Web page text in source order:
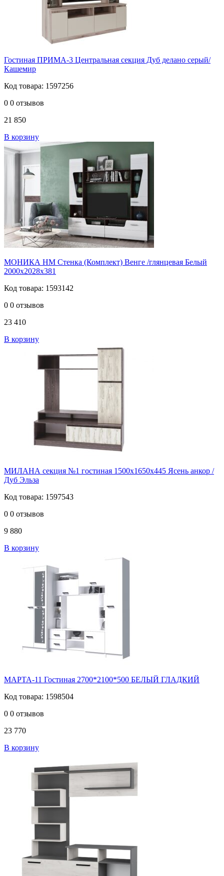
Гостиная ПРИМА-3 Центральная секция Дуб делано серый/
Кашемир
Код товара: 1597256
0 0 отзывов
21 850
В корзину
МОНИКА НМ Стенка (Комплект) Венге /глянцевая Белый
2000х2028х381
Код товара: 1593142
0 0 отзывов
23 410
В корзину
МИЛАНА секция №1 гостиная 1500х1650х445 Ясень анкор /
Дуб Эльза
Код товара: 1597543
0 0 отзывов
9 880
В корзину
МАРТА-11 Гостиная 2700*2100*500 БЕЛЫЙ ГЛАДКИЙ
Код товара: 1598504
0 0 отзывов
23 770
В корзину